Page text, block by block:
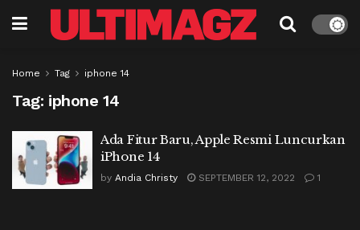
Home Tag iphone 14
Tag: iphone 14
Ada Fitur Baru, Apple Resmi Luncurkan
iPhone 14
by Andia Christy SEPTEMBER 12, 2022 1